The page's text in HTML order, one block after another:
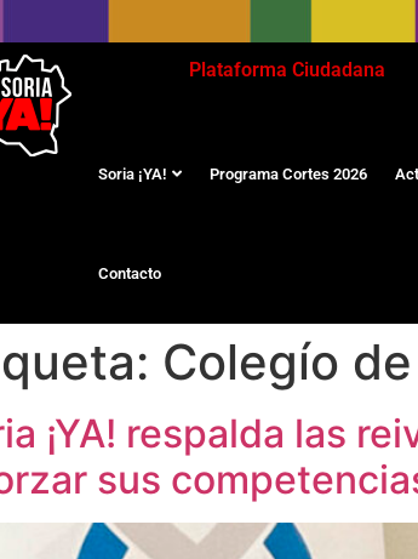
Plataforma Ciudadana
Soria ¡YA! Programa Cortes 2026
Contacto
Colegío
¡YA! respalda las
sus